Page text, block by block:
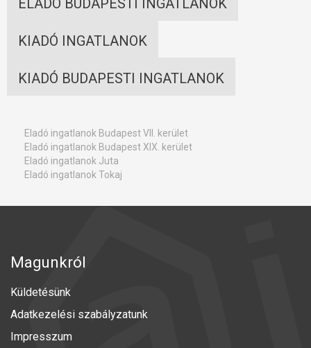
ELADÓ BUDAPESTI INGATLANOK
KIADÓ INGATLANOK
KIADÓ BUDAPESTI INGATLANOK
Eladó ingatlanok Budapest VII. kerület
Eladó ingatlanok Budapest XIX. kerület
Eladó ingatlanok Juta
Eladó ingatlanok Tokaj
Magunkról
Küldetésünk
Adatkezelési szabályzatunk
Impresszum